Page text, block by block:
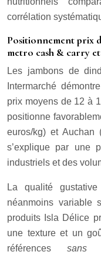
corrélation
Positionnement prix
metro cash & carry
Les jambons de
Intermarché
prix moyens de 12 à
positionne
euros/kg) et Auchan
s’explique par une
industriels et des
La qualité
néanmoins variable
produits Isla Délice
une texture et un
références sans